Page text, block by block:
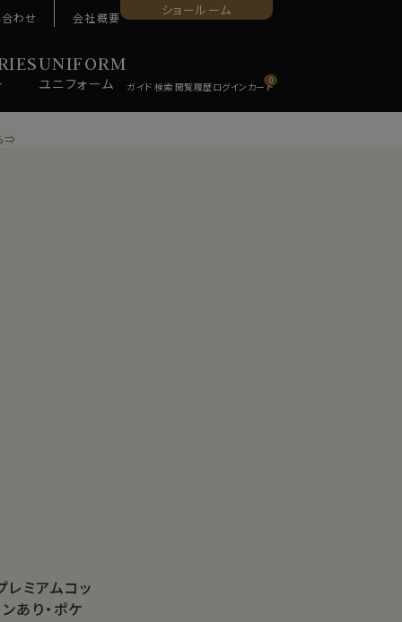
UNIFORM
ユニ フォーム
わせ 会社概要 ショールーム
0
⇒
レミアムコッ
あり・ポケ